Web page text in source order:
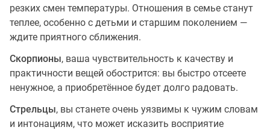
резких смен температуры. Отношения в семье станут
теплее, особенно с детьми и старшим поколением —
ждите приятного сближения.
Скорпионы, ваша чувствительность к качеству и
практичности вещей обострится: вы быстро отсеете
ненужное, а приобретённое будет долго радовать.
Стрельцы, вы станете очень уязвимы к чужим словам
и интонациям, что может исказить восприятие